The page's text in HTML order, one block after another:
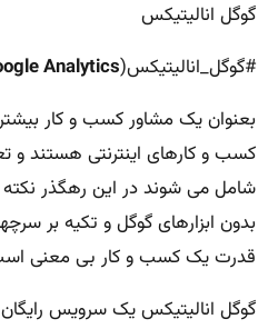
گوگل انالیتیکس
#گوگل_انالیتیکس(Analytics
بعنوان یک مشاور کسب و کار
کسب و کارهای اینترنتی هستند و
شامل می شوند در این رهگذر
بدون ابزارهای گوگل و تکیه بر
قدرت یک کسب و کار بی معنی
گوگل انالیتیکس یک سرویس